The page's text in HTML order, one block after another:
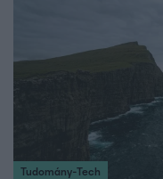
Tudomány-Tech